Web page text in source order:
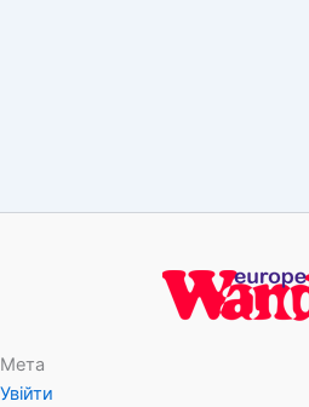
Мета
Увійти